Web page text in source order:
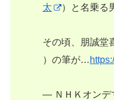
太
）と名乗る
その頃、朋誠堂
）の筆が…
— ＮＨＫオンデ